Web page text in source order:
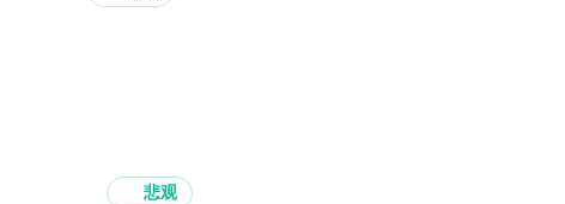
悲观